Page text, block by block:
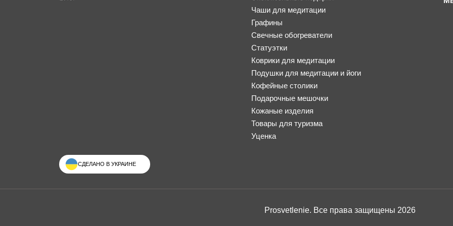
Чаши для медитации
Графины
Свечные обогреватели
Статуэтки
Коврики для медитации
Подушки для медитации и йоги
Кофейные столики
Подарочные мешочки
Кожаные изделия
Товары для туризма
Уценка
СДЕЛАНО В УКРАИНЕ
Prosvetlenie. Все права защищены 2026